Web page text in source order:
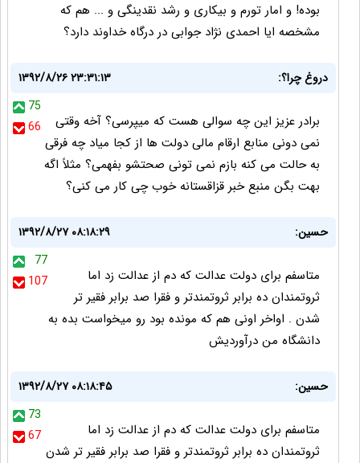
بوده! و امار تورم و بیکاری و رشد نقدینگی و ... هم که
مشخصه ایا احمدی نژاد جوابی در درگاه خداوند دارد؟
دروغ چرا؟:
۱۳۹۲/۸/۲۶ ۲۳:۳۱:۱۳
75
66
برادر عزیز این چه سوالی هست که میپرسی؟ آخه وقتی
نمی دونی منابع ارقام مالی دولت ها از کجا میاد چه فرقی
به حالت می کنه بازم نمی تونی صحتشو بفهمی؟ مثلاً اگه
بهت بگن منبع خبر قزاقستانه خوب چی کار می کنی؟
حسین:
۱۳۹۲/۸/۲۷ ۰۸:۱۸:۲۹
77
107
متاسفم برای دولت عدالت که دم از عدالت زد اما
ثروتمندان ده برابر ثروتمندتر و فقرا صد برابر فقیر تر
شدن . اواخر اونی هم که مونده بود رو میخواست بده به
دانشگاه من درآوردیش
حسین:
۱۳۹۲/۸/۲۷ ۰۸:۱۸:۴۵
73
67
متاسفم برای دولت عدالت که دم از عدالت زد اما
ثروتمندان ده برابر ثروتمندتر و فقرا صد برابر فقیر تر شدن